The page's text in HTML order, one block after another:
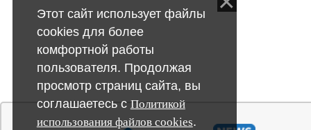
Этот сайт использует файлы
cookies для более
комфортной работы
пользователя. Продолжая
просмотр страниц сайта, вы
соглашаетесь с Политикой
использования файлов cookies.